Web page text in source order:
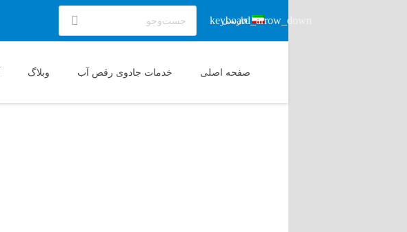
فارسی
صفحه اصلی خدمات جادوی رقص آب وبلاگ